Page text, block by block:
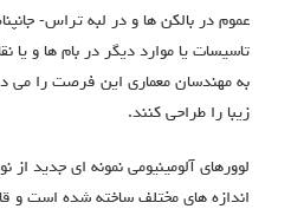
عموم در بالکن ها و در لبه تراس-
تاسیسات یا موارد دیگر در بام ها و یا
به مهندسان معماری این فرصت را می
زیبا را طراحی کنند.
لوورهای آلومینیومی نمونه ای جدید از
اندازه های مختلف ساخته شده است و